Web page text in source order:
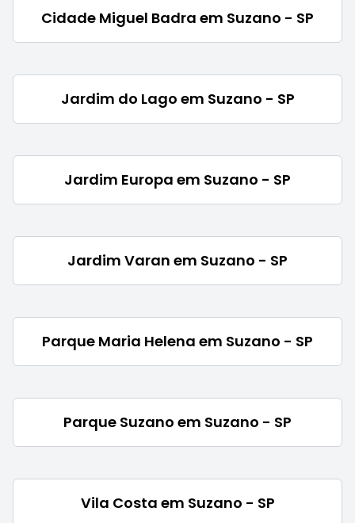
Cidade Miguel Badra em Suzano - SP
Jardim do Lago em Suzano - SP
Jardim Europa em Suzano - SP
Jardim Varan em Suzano - SP
Parque Maria Helena em Suzano - SP
Parque Suzano em Suzano - SP
Vila Costa em Suzano - SP